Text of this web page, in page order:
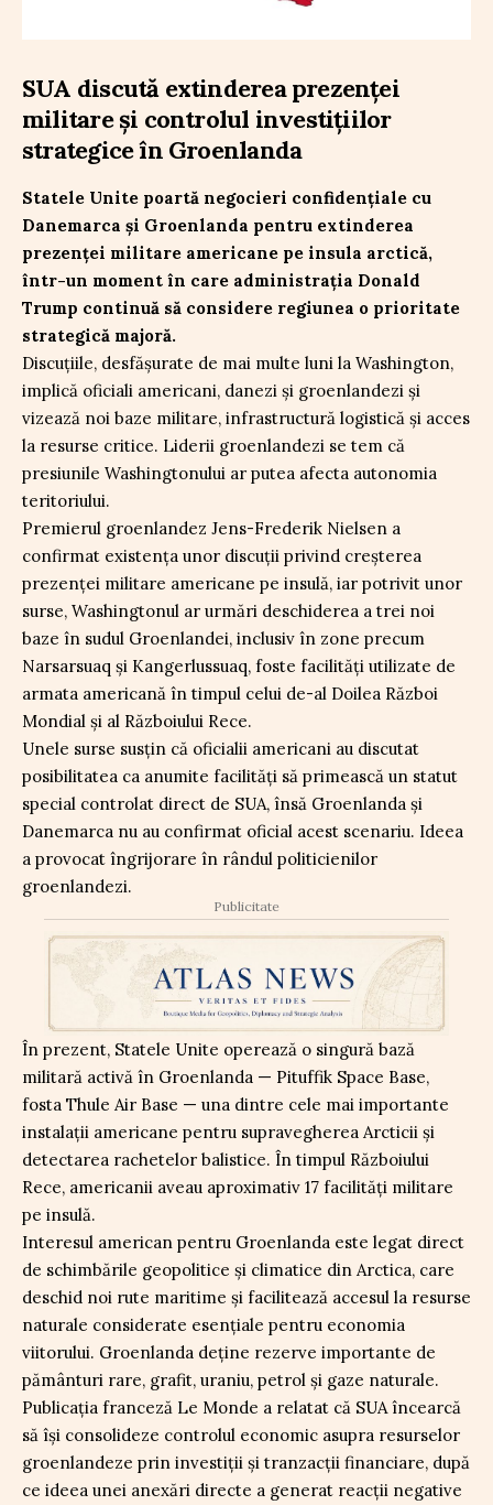
SUA discută extinderea prezenței
militare și controlul investițiilor
strategice în Groenlanda
Statele Unite poartă negocieri confidențiale cu
Danemarca și Groenlanda pentru extinderea
prezenței militare americane pe insula arctică,
într-un moment în care administrația Donald
Trump continuă să considere regiunea o prioritate
strategică majoră.
Discuțiile, desfășurate de mai multe luni la Washington,
implică oficiali americani, danezi și groenlandezi și
vizează noi baze militare, infrastructură logistică și acces
la resurse critice. Liderii groenlandezi se tem că
presiunile Washingtonului ar putea afecta autonomia
teritoriului.
Premierul groenlandez Jens-Frederik Nielsen a
confirmat existența unor discuții privind creșterea
prezenței militare americane pe insulă, iar potrivit unor
surse, Washingtonul ar urmări deschiderea a trei noi
baze în sudul Groenlandei, inclusiv în zone precum
Narsarsuaq și Kangerlussuaq, foste facilități utilizate de
armata americană în timpul celui de-al Doilea Război
Mondial și al Războiului Rece.
Unele surse susțin că oficialii americani au discutat
posibilitatea ca anumite facilități să primească un statut
special controlat direct de SUA, însă Groenlanda și
Danemarca nu au confirmat oficial acest scenariu. Ideea
a provocat îngrijorare în rândul politicienilor
groenlandezi.
Publicitate
În prezent, Statele Unite operează o singură bază
militară activă în Groenlanda — Pituffik Space Base,
fosta Thule Air Base — una dintre cele mai importante
instalații americane pentru supravegherea Arcticii și
detectarea rachetelor balistice. În timpul Războiului
Rece, americanii aveau aproximativ 17 facilități militare
pe insulă.
Interesul american pentru Groenlanda este legat direct
de schimbările geopolitice și climatice din Arctica, care
deschid noi rute maritime și facilitează accesul la resurse
naturale considerate esențiale pentru economia
viitorului. Groenlanda deține rezerve importante de
pământuri rare, grafit, uraniu, petrol și gaze naturale.
Publicația franceză Le Monde a relatat că SUA încearcă
să își consolideze controlul economic asupra resurselor
groenlandeze prin investiții și tranzacții financiare, după
ce ideea unei anexări directe a generat reacții negative